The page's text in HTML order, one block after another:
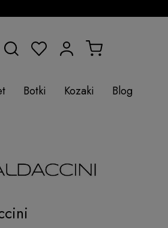
Botki Kozaki Blog